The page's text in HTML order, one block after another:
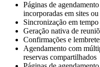
Páginas de
incorporadas em sites
Sincronização em
Geração nativa de
Confirmações e
Agendamento com
reservas compartilhados